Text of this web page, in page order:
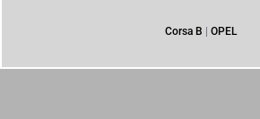
Corsa B | OPEL